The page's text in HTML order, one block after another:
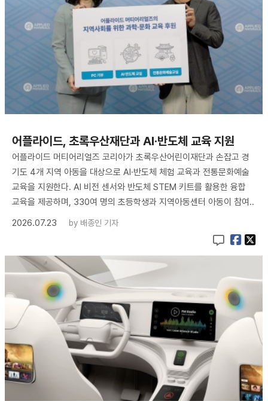
어플라이드, 초록우산재단과 AI·반도체 교육 지원
어플라이드 머티어리얼즈 코리아가 초록우산어린이재단과 손잡고 경
기도 4개 지역 아동을 대상으로 AI·반도체 체험 교육과 전통문화예술
교육을 지원한다. AI 비전 센서와 반도체 STEM 키트를 활용한 융합
교육을 제공하며, 330여 명의 초등학생과 지역아동센터 아동이 참여..
2026.07.23
by 배종인 기자